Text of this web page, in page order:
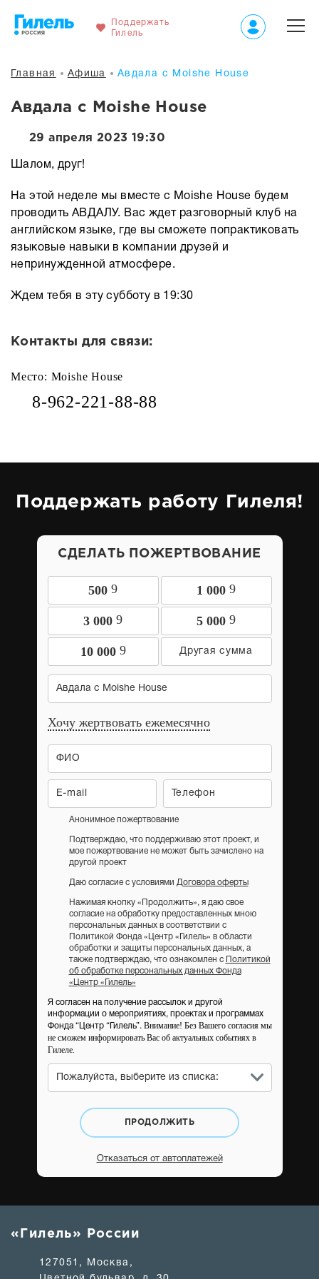
Поддержать
Гилель
Главная Афиша Авдала с Moishe House
Авдала с Moishe House
29 апреля 2023 19:30
Шалом, друг!
На этой неделе мы вместе с Moishe House будем
проводить АВДАЛУ. Вас ждет разговорный клуб на
английском языке, где вы сможете попрактиковать
языковые навыки в компании друзей и
непринужденной атмосфере.
Ждем тебя в эту субботу в 19:30
Контакты для связи:
Место: Moishe House
8-962-221-88-88
Поддержать работу Гилеля!
СДЕЛАТЬ ПОЖЕРТВОВАНИЕ
500 9 1 000 9
3 000 9 5 000 9
10 000 9
Авдала с Moishe House
Хочу жертвовать ежемесячно
Анонимное пожертвование
Подтверждаю, что поддерживаю этот проект, и
мое пожертвование не может быть зачислено на
другой проект
Даю согласие с условиями Договора оферты
Нажимая кнопку «Продолжить», я даю свое
согласие на обработку предоставленных мною
персональных данных в соответствии с
Политикой Фонда «Центр «Гилель» в области
обработки и защиты персональных данных, а
также подтверждаю, что ознакомлен с
Политикой
об обработке персональных данных Фонда
«Центр «Гилель»
Я согласен на получение рассылок и другой
информации о мероприятиях, проектах и программах
Фонда “Центр “Гилель”. Внимание! Без Вашего согласия мы
не сможем информировать Вас об актуальных событиях в
Гилеле.
Пожалуйста, выберите из списка:
ПРОДОЛЖИТЬ
Отказаться от автоплатежей
«Гилель» России
127051, Москва,